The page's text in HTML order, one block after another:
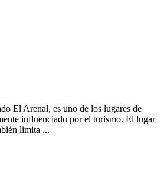
El Arenal, es uno de los lugares de
influenciado por el turismo. El lugar
limita ...